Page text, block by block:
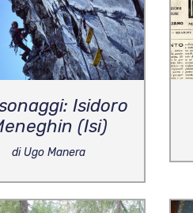
Isidoro
(Isi)
di Ugo Manera